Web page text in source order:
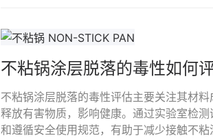
不粘锅涂层脱落的毒性如何
不粘锅涂层脱落的毒性评估主要关注其材
释放有害物质，影响健康。通过实验室检
和遵循安全使用规范，有助于减少接触不